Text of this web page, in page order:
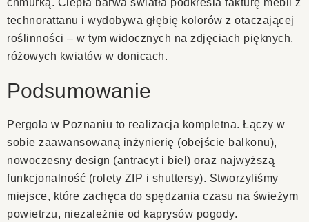
chmurką. Ciepła barwa światła podkreśla fakturę mebli z
technorattanu i wydobywa głębię kolorów z otaczającej
roślinności – w tym widocznych na zdjęciach pięknych,
różowych kwiatów w donicach.
Podsumowanie
Pergola w Poznaniu to realizacja kompletna. Łączy w
sobie zaawansowaną inżynierię (obejście balkonu),
nowoczesny design (antracyt i biel) oraz najwyższą
funkcjonalność (rolety ZIP i shuttersy). Stworzyliśmy
miejsce, które zachęca do spędzania czasu na świeżym
powietrzu, niezależnie od kaprysów pogody.